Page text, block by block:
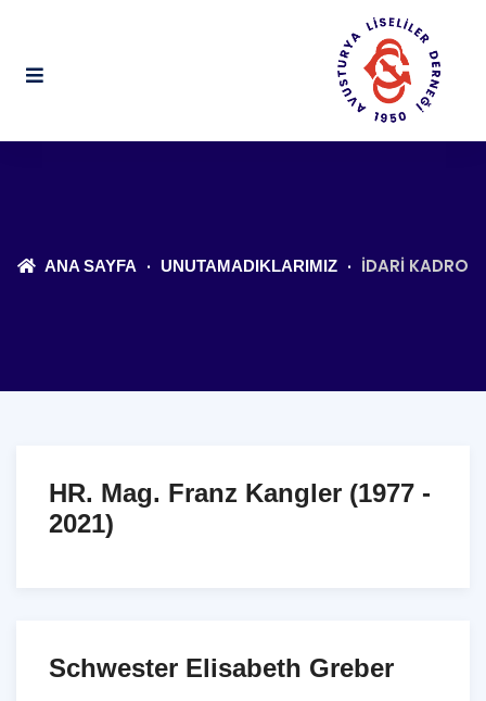
ANA SAYFA UNUTAMADIKLARIMIZ İDARI KADRO
HR. Mag. Franz Kangler (1977 -
2021)
Schwester Elisabeth Greber